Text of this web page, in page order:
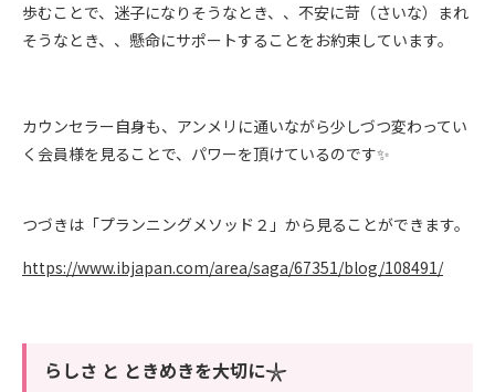
歩むことで、迷子になりそうなとき、、不安に苛（さいな）まれ
そうなとき、、懸命にサポートすることをお約束しています。
カウンセラー自身も、アンメリに通いながら少しづつ変わってい
く会員様を見ることで、パワーを頂けているのです✨
つづきは「プランニングメソッド２」から見ることができます。
https://www.ibjapan.com/area/saga/67351/blog/108491/
らしさ と ときめきを大切に𓇼